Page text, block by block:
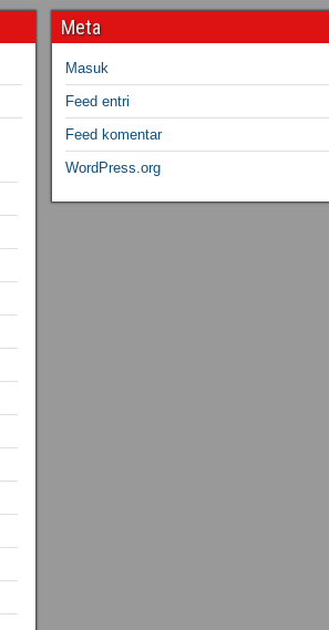
Meta
Masuk
Feed entri
Feed komentar
WordPress.org